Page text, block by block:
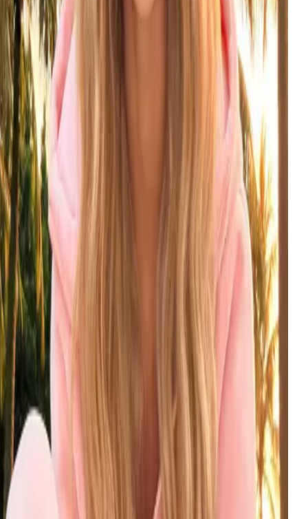
试用
2.0
$0.034 每秒
gen text-to-video with cinematic motion at
cost and no queue — one unified endpoint.
试用
Image 2
0.022
每张图
newest image model — elite text rendering,
composition, production-grade.
1.1
$ 0.181
每秒
text-to-video that turns short prompts into
shots — production-ready with automatic